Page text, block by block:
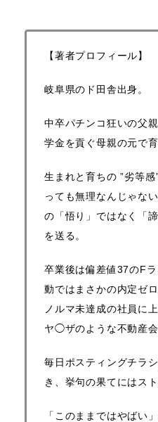
【著者プロフィール】
岐阜県のド田舎出身。
中卒パチンコ狂いの父
学金を貢ぐ母親の元で育
生まれと育ちの ”劣等
っても無理なんじゃない
の「悟り」ではなく「
を送る。
卒業後は偏差値37のF
動ではまさかの内定ゼロ
ノルマ未達成の社員に
ヤ◯ザのような不動産会
毎日ポスティングチラ
き、挙句の果てにはス
「このままではやばい